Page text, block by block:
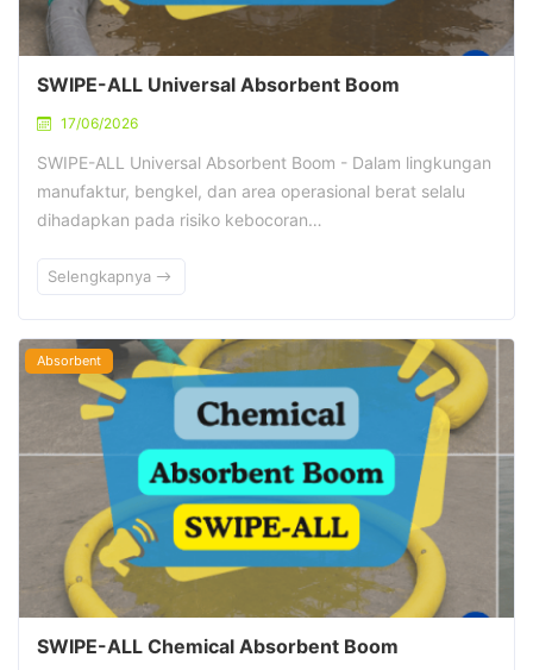
SWIPE-ALL Universal Absorbent Boom
17/06/2026
SWIPE-ALL Universal Absorbent Boom - Dalam lingkungan
manufaktur, bengkel, dan area operasional berat selalu
dihadapkan pada risiko kebocoran…
Selengkapnya
Absorbent
SWIPE-ALL Chemical Absorbent Boom